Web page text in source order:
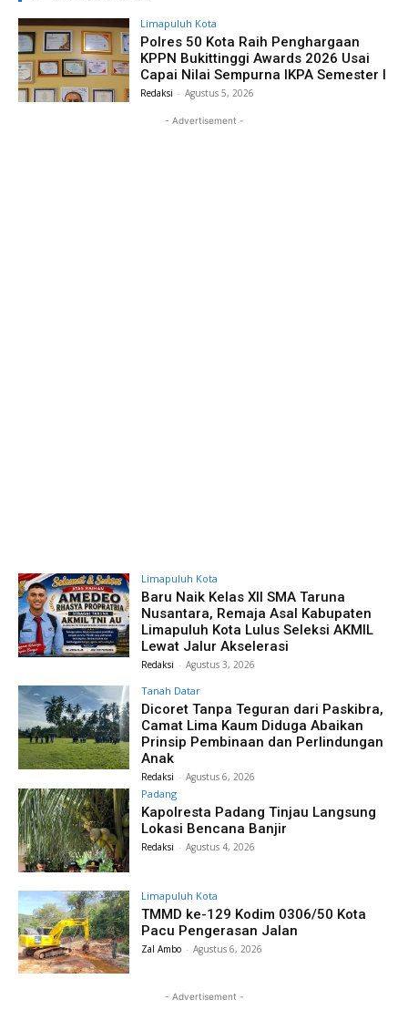
Limapuluh Kota
Polres 50 Kota Raih Penghargaan
KPPN Bukittinggi Awards 2026 Usai
Capai Nilai Sempurna IKPA Semester I
Redaksi - Agustus 5, 2026
- Advertisement -
Limapuluh Kota
Baru Naik Kelas XII SMA Taruna
Nusantara, Remaja Asal Kabupaten
Limapuluh Kota Lulus Seleksi AKMIL
Lewat Jalur Akselerasi
Redaksi - Agustus 3, 2026
Tanah Datar
Dicoret Tanpa Teguran dari Paskibra,
Camat Lima Kaum Diduga Abaikan
Prinsip Pembinaan dan Perlindungan
Anak
Redaksi - Agustus 6, 2026
Padang
Kapolresta Padang Tinjau Langsung
Lokasi Bencana Banjir
Redaksi - Agustus 4, 2026
Limapuluh Kota
TMMD ke-129 Kodim 0306/50 Kota
Pacu Pengerasan Jalan
Zal Ambo - Agustus 6, 2026
- Advertisement -